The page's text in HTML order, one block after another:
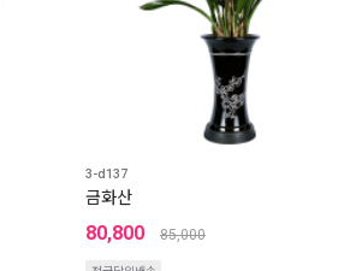
3-d137
금화산
80,800 85,000